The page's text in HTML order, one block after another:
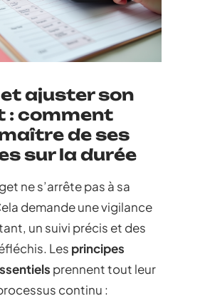
ajuster son
: comment
de ses
sur la durée
ne s’arrête pas à sa
demande une vigilance
un suivi précis et des
Les principes
prennent tout leur
continu :